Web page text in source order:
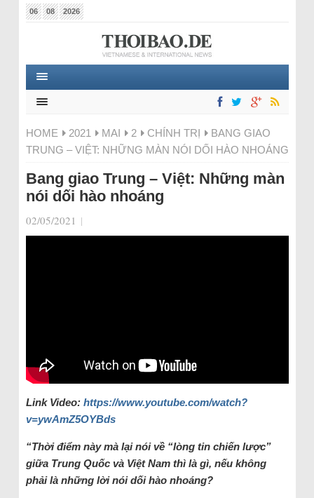
06 08 2026
HOME 2021 MAI 2 CHÍNH TRỊ
BANG GIAO
TRUNG – VIỆT: NHỮNG MÀN NÓI DỐI HÀO NHOÁNG
Bang giao Trung – Việt: Những màn
nói dối hào nhoáng
02/05/2021 |
Link Video: https://www.youtube.com/watch?
v=ywAmZ5OYBds
“Thời điểm này mà lại nói về “lòng tin chiến lược”
giữa Trung Quốc và Việt Nam thì là gì, nếu không
phải là những lời nói dối hào nhoáng?